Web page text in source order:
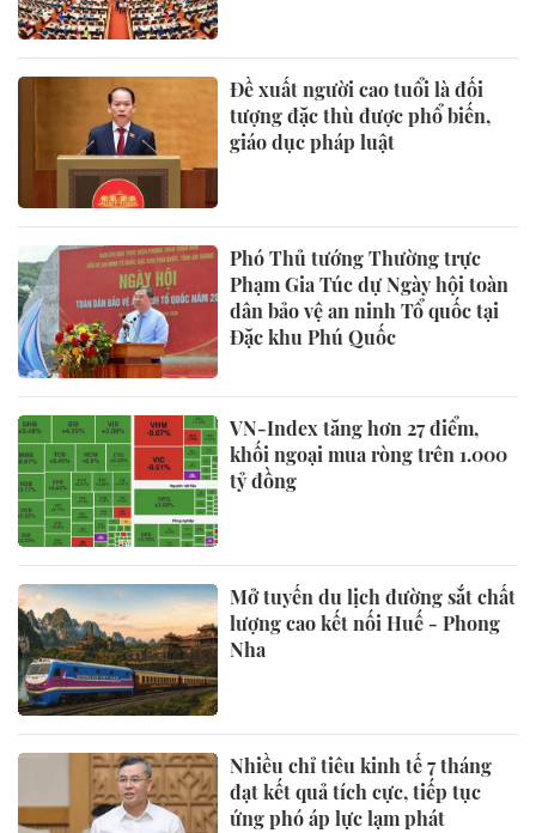
Đề xuất người cao tuổi là đối
tượng đặc thù được phổ biến,
giáo dục pháp luật
Phó Thủ tướng Thường trực
Phạm Gia Túc dự Ngày hội toàn
dân bảo vệ an ninh Tổ quốc tại
Đặc khu Phú Quốc
VN-Index tăng hơn 27 điểm,
khối ngoại mua ròng trên 1.000
tỷ đồng
Mở tuyến du lịch đường sắt chất
lượng cao kết nối Huế - Phong
Nha
Nhiều chỉ tiêu kinh tế 7 tháng
đạt kết quả tích cực, tiếp tục
ứng phó áp lực lạm phát